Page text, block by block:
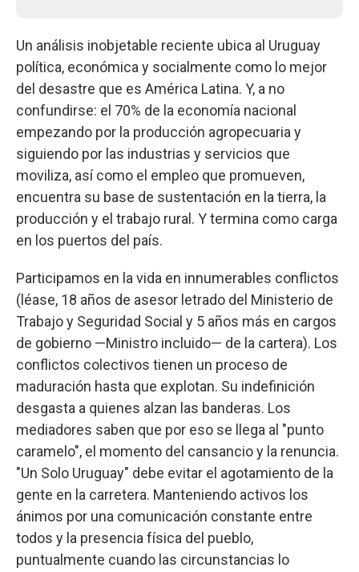
Un análisis inobjetable reciente ubica al Uruguay
política, económica y socialmente como lo mejor
del desastre que es América Latina. Y, a no
confundirse: el 70% de la economía nacional
empezando por la producción agropecuaria y
siguiendo por las industrias y servicios que
moviliza, así como el empleo que promueven,
encuentra su base de sustentación en la tierra, la
producción y el trabajo rural. Y termina como carga
en los puertos del país.
Participamos en la vida en innumerables conflictos
(léase, 18 años de asesor letrado del Ministerio de
Trabajo y Seguridad Social y 5 años más en cargos
de gobierno —Ministro incluido— de la cartera). Los
conflictos colectivos tienen un proceso de
maduración hasta que explotan. Su indefinición
desgasta a quienes alzan las banderas. Los
mediadores saben que por eso se llega al "punto
caramelo", el momento del cansancio y la renuncia.
"Un Solo Uruguay" debe evitar el agotamiento de la
gente en la carretera. Manteniendo activos los
ánimos por una comunicación constante entre
todos y la presencia física del pueblo,
puntualmente cuando las circunstancias lo